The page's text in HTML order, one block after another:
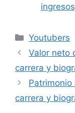
Categories
Youtubers
Valor neto
carrera y
carrera y